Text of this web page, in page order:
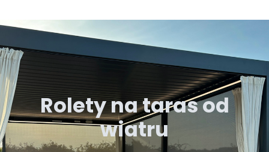
Rolety na taras od
wiatru